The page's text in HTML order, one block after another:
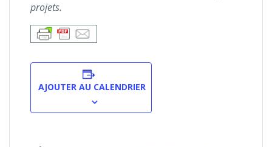
projets.
AJOUTER AU CALENDRIER